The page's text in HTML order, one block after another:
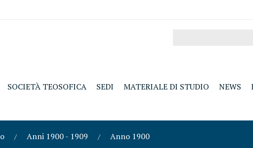
SOCIETÀ TEOSOFICA SEDI MATERIALE DI STUDIO NEWS
Anni 1900 - 1909 Anno 1900